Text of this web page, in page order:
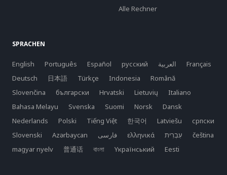
Alle Rechner
SPRACHEN
English Português Español русский العربية
Français
Deutsch
日本語 Türkçe Indonesia
Română
Slovenčina
български Hrvatski Lietuvių
Italiano
Bahasa Melayu
Svenska Suomi Norsk
Dansk
Nederlands
Polski Tiếng Việt 한국어 Latviešu
српски
Slovenski
Azərbaycan فارسی ελληνικά
čeština
magyar nyelv
普通话 বাংলা Yкраїнський Eesti